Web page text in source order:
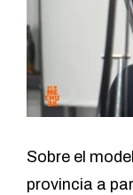
Sobre el
provincia a